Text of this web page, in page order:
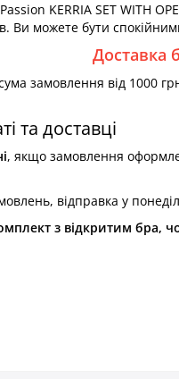
KERRIA SET WITH
Ви можете бути
Доставка
замовлення від 1000
та доставці
, якщо замовлення
відправка у
з відкритим бра,